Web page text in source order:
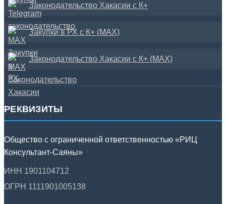
Законодательство Хакасии с К+
Закупки в РХ с К+ (MAX)
Законодательство Хакасии с К+ (MAX)
РЕКВИЗИТЫ
Общество с ограниченной ответственностью «РИЦ
Консультант-Саяны»
ИНН 1901104712
ОГРН 1111901005138